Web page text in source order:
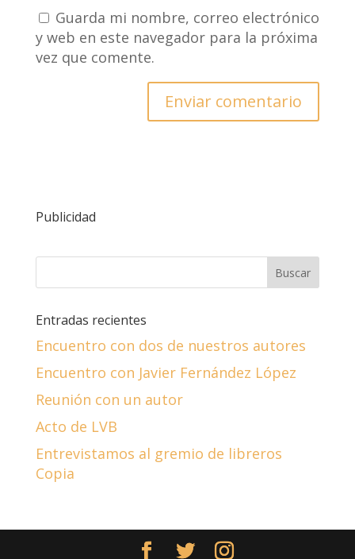
Guarda mi nombre, correo electrónico
y web en este navegador para la próxima
vez que comente.
Publicidad
Entradas recientes
Encuentro con dos de nuestros autores
Encuentro con Javier Fernández López
Reunión con un autor
Acto de LVB
Entrevistamos al gremio de libreros
Copia